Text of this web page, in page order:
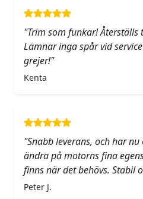
"Trim som funkar!
Lämnar inga spår vid
grejer!"
Kenta
"Snabb leverans, och har
ändra på motorns fina
finns när det behövs. Stabil
Peter J.